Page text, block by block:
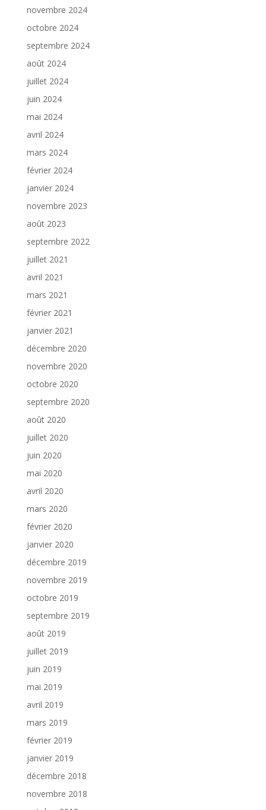
novembre 2024
octobre 2024
septembre 2024
août 2024
juillet 2024
juin 2024
mai 2024
avril 2024
mars 2024
février 2024
janvier 2024
novembre 2023
août 2023
septembre 2022
juillet 2021
avril 2021
mars 2021
février 2021
janvier 2021
décembre 2020
novembre 2020
octobre 2020
septembre 2020
août 2020
juillet 2020
juin 2020
mai 2020
avril 2020
mars 2020
février 2020
janvier 2020
décembre 2019
novembre 2019
octobre 2019
septembre 2019
août 2019
juillet 2019
juin 2019
mai 2019
avril 2019
mars 2019
février 2019
janvier 2019
décembre 2018
novembre 2018